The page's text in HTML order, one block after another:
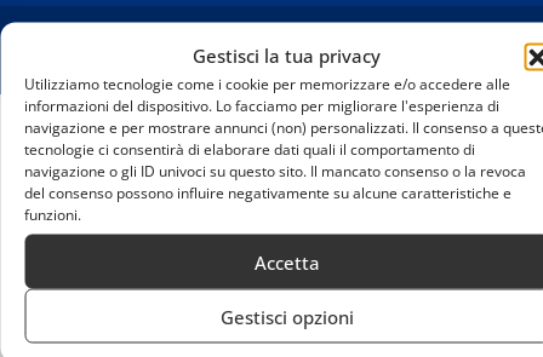
Gestisci la tua privacy
Utilizziamo tecnologie come i cookie per memorizzare e/o accedere alle
informazioni del dispositivo. Lo facciamo per migliorare l'esperienza di
navigazione e per mostrare annunci (non) personalizzati. Il consenso a
tecnologie ci consentirà di elaborare dati quali il comportamento di
navigazione o gli ID univoci su questo sito. Il mancato consenso o la revoca
del consenso possono influire negativamente su alcune caratteristiche e
funzioni.
Accetta
Gestisci opzioni
Home
JFA UNIQLO Soccer Kids a Milano, il calcio dei
bambini all’Arena Civica